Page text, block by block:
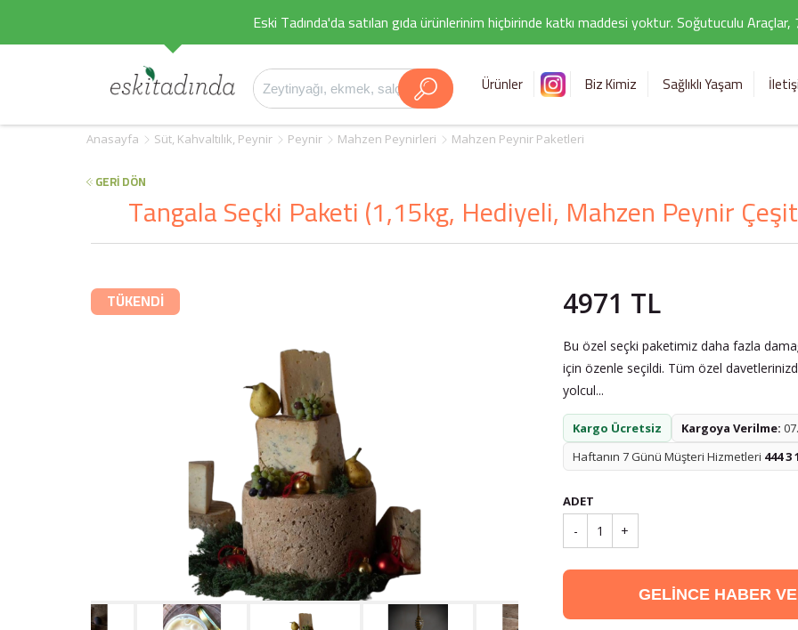
Eski Tadında'da satılan gıda ürünlerinim hiçbirinde katkı maddesi yoktur. Soğutuculu
Ürünler Biz Kimiz Sağlıklı Yaşam
Anasayfa Süt, Kahvaltılık, Peynir Peynir Mahzen Peynirleri Mahzen Peynir Paketleri
GERİ DÖN
Tangala Seçki Paketi (1,15kg, Hediyeli, Mahzen Peynir
TÜKENDİ 4971 TL
Bu özel seçki paketimiz daha fazla
için özenle seçildi. Tüm özel
yolcul...
Kargo Ücretsiz Kargoya Verilme:
Haftanın 7 Günü Müşteri Hizmetleri 444 3
ADET
- 1 +
GELİNCE HABER